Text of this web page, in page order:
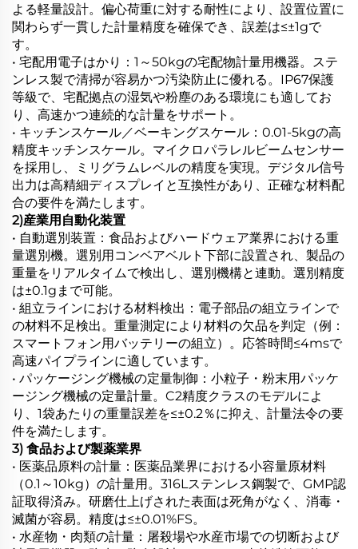
よる軽量設計。偏心荷重に対する耐性により、設置位置に
関わらず一貫した計量精度を確保でき、誤差は≤±1gで
す。
• 宅配用電子はかり：1～50kgの宅配物計量用機器。ステ
ンレス製で清掃が容易かつ汚染防止に優れる。IP67保護
等級で、宅配拠点の湿気や粉塵のある環境にも適してお
り、高速かつ連続的な計量をサポート。
• キッチンスケール／ベーキングスケール：0.01-5kgの高
精度キッチンスケール。マイクロパラレルビームセンサー
を採用し、ミリグラムレベルの精度を実現。デジタル信号
出力は高精細ディスプレイと互換性があり、正確な材料配
合の要件を満たします。
2)産業用自動化装置
• 自動選別装置：食品およびハードウェア業界における重
量選別機。選別用コンベアベルト下部に設置され、製品の
重量をリアルタイムで検出し、選別機構と連動。選別精度
は±0.1gまで可能。
• 組立ラインにおける材料検出：電子部品の組立ラインで
の材料不足検出。重量測定により材料の欠品を判定（例：
スマートフォン用バッテリーの組立）。応答時間≤4msで
高速パイプラインに適しています。
• パッケージング機械の定量制御：小粒子・粉末用パッケ
ージング機械の定量計量。C2精度クラスのモデルによ
り、1袋あたりの重量誤差を≤±0.2％に抑え、計量法令の要
件を満たします。
3) 食品および製薬業界
• 医薬品原料の計量：医薬品業界における小容量原材料
（0.1～10kg）の計量用。316Lステンレス鋼製で、GMP認
証取得済み。研磨仕上げされた表面は死角がなく、消毒・
滅菌が容易。精度は≤±0.01%FS。
• 水産物・肉類の計量：屠殺場や水産市場での切断および